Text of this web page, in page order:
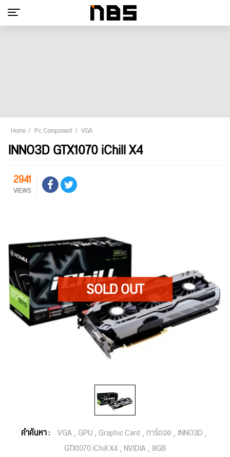
Home Pc Component VGA
INNO3D GTX1070 iChill X4
2941
VIEWS
คำค้นหา : VGA GPU Graphic Card การ์ดจอ INNO3D
GTX1070 iChill X4 NVIDIA 8GB